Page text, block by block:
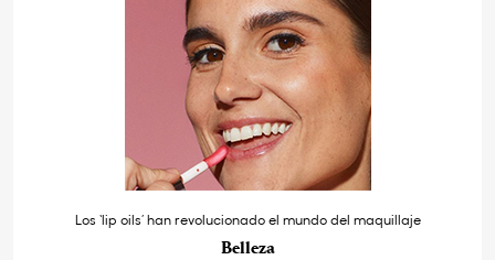
Los ‘lip oils’ han revolucionado el mundo del maquillaje
Belleza